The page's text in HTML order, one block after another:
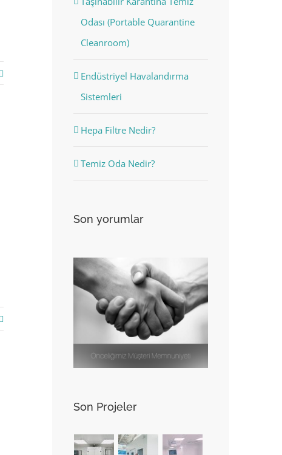
Odası (Portable Quarantine
Cleanroom)
Endüstriyel Havalandırma
Sistemleri
Hepa Filtre Nedir?
Temiz Oda Nedir?
Son yorumlar
Son Projeler